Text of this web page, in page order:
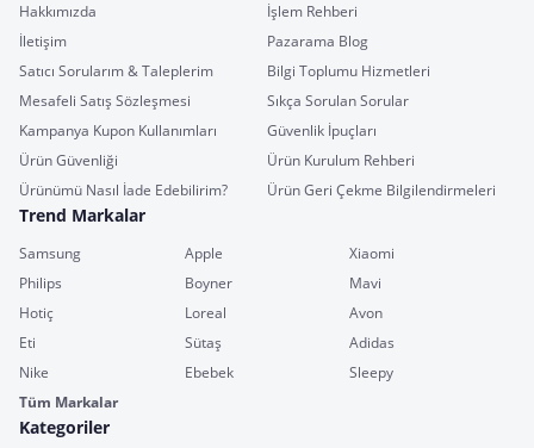
Hakkımızda
İşlem Rehberi
İletişim
Pazarama Blog
Satıcı Sorularım & Taleplerim
Bilgi Toplumu Hizmetleri
Mesafeli Satış Sözleşmesi
Sıkça Sorulan Sorular
Kampanya Kupon Kullanımları
Güvenlik İpuçları
Ürün Güvenliği
Ürün Kurulum Rehberi
Ürünümü Nasıl İade Edebilirim?
Ürün Geri Çekme Bilgilendirmeleri
Trend Markalar
Samsung Apple
Xiaomi
Philips
Boyner
Mavi
Hotiç
Loreal
Avon
Eti
Sütaş
Adidas
Nike
Ebebek
Sleepy
Tüm Markalar
Kategoriler